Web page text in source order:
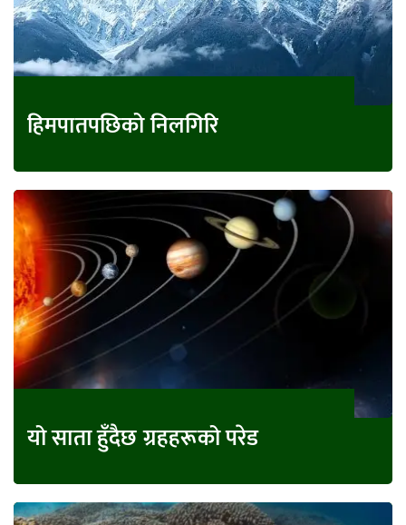
हिमपातपछिको निलगिरि
यो साता हुँदैछ ग्रहहरूको परेड